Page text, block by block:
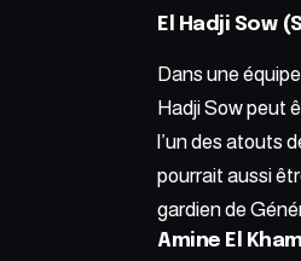
El Hadji Sow
Dans une
Hadji Sow peut
l’un des atouts
pourrait aussi
gardien de
Amine El